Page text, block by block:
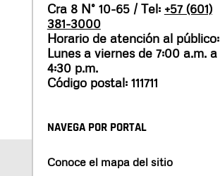
Cra 8 N° 10-65 / Tel: +57 (601)
381-3000
Horario de atención al público:
Lunes a viernes de 7:00 a.m. a
4:30 p.m.
Código postal: 111711
NAVEGA POR PORTAL
Conoce el mapa del sitio